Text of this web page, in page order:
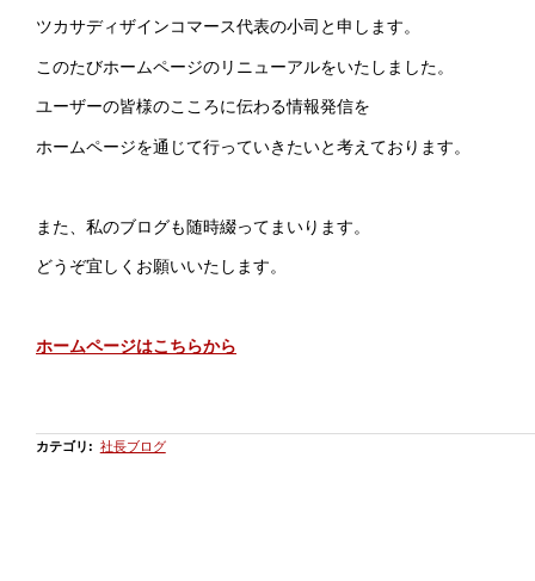
ツカサディザインコマース代表の小司と申します。
このたびホームページのリニューアルをいたしました。
ユーザーの皆様のこころに伝わる情報発信を
ホームページを通じて行っていきたいと考えております。
また、私のブログも随時綴ってまいります。
どうぞ宜しくお願いいたします。
ホームページはこちらから
カテゴリ : 社長ブログ